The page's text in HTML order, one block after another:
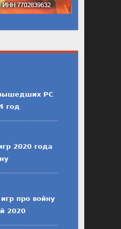
PC
год
2020 года
про войну
2020